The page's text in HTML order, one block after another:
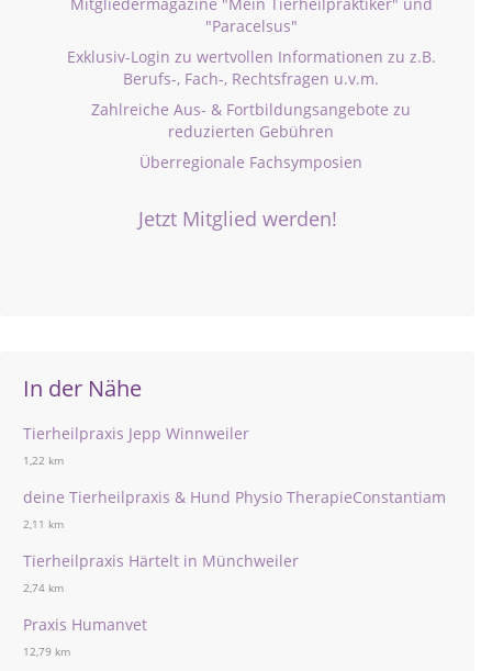
"Paracelsus"
Exklusiv-Login zu wertvollen Informationen zu z.B.
Berufs-, Fach-, Rechtsfragen u.v.m.
Zahlreiche Aus- & Fortbildungsangebote zu
reduzierten Gebühren
Überregionale Fachsymposien
Jetzt Mitglied werden!
In der Nähe
Tierheilpraxis Jepp Winnweiler
1,22 km
deine Tierheilpraxis & Hund Physio TherapieConstantiam
2,11 km
Tierheilpraxis Härtelt in Münchweiler
2,74 km
Praxis Humanvet
12,79 km